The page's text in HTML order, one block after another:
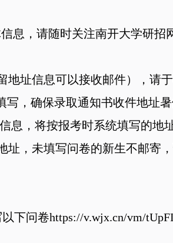
息，请随时关注南开大学研招
地址信息可以接收邮件），请
写，确保录取通知书收件地址
息，将按报考时系统填写的地址
址，未填写问卷的新生不邮寄
问卷https://v.wjx.cn/vm/